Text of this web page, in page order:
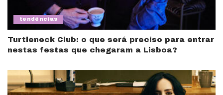
tendências
Turtleneck Club: o que será preciso para entrar
nestas festas que chegaram a Lisboa?